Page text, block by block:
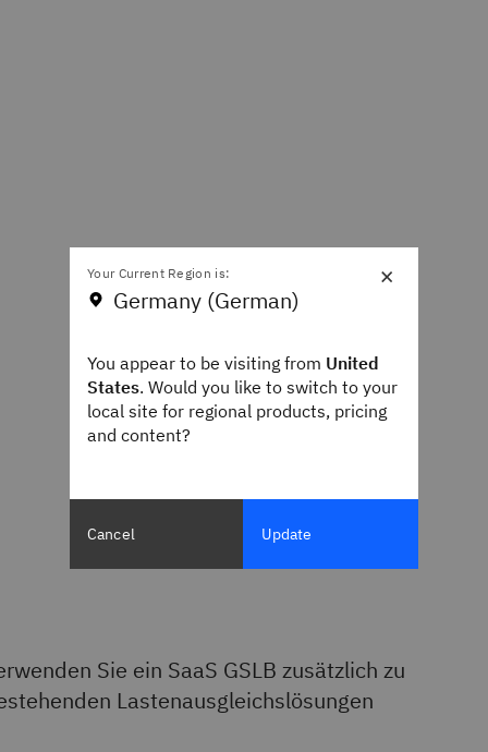
Sie ein SaaS GSLB zusätzlich zu
Lastenausgleichslösungen
×
Your Current Region is:
Germany (German)
You appear to be visiting from United
States. Would you like to switch to your
local site for regional products, pricing
and content?
Cancel Update